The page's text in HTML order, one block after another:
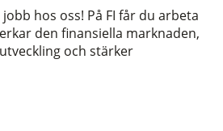
hos oss! På FI får du arbeta
den finansiella marknaden,
och stärker